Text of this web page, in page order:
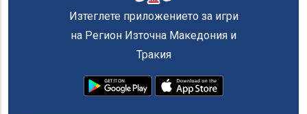
Изтеглете приложението за игри
на Регион Източна Македония и
Тракия